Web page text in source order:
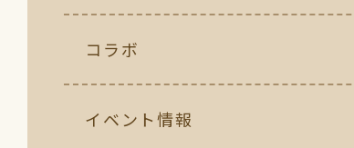
コラボ
イベント情報